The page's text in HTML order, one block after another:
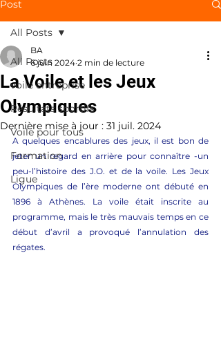
Post
All Posts
voile entreprise
Résultats sportifs
Voile pour tous
Formation
Ligue
All Posts
La Voile et les Jeux
Olympiques
BA
6 juin 2024 2 min de lecture
Dernière mise à jour : 31 juil. 2024
A quelques encablures des jeux, il est bon de
jeter un regard en arrière pour connaître -un
peu-l’histoire des J.O. et de la voile. Les Jeux
Olympiques de l’ère moderne ont débuté en
1896 à Athènes. La voile était inscrite au
programme, mais le très mauvais temps en ce
début d’avril a provoqué l’annulation des
régates.